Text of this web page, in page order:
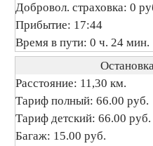
Добровол. страховка: 0
Прибытие: 17:44
Время в пути: 0 ч. 24 мин.
Расстояние: 11,30 км.
Тариф полный: 66.00 руб.
Тариф детский: 66.00 руб.
Багаж: 15.00 руб.